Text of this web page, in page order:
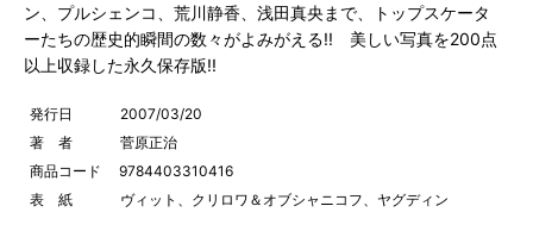
ン、プルシェンコ、荒川静香、浅田真央まで、トップスケータ
ーたちの歴史的瞬間の数々がよみがえる!!　美しい写真を200点
以上収録した永久保存版!!
発行日
2007/03/20
著 者
菅原正治
商品コード
9784403310416
表 紙
ヴィット、クリロワ＆オブシャニコフ、ヤグディン